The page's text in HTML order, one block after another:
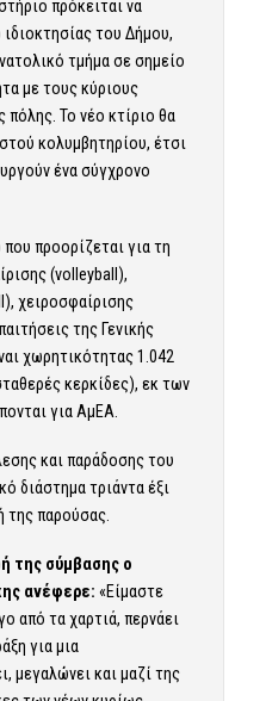
πρόκειται να
του Δήμου,
τμήμα σε σημείο
με τους κύριους
πόλης. Το νέο κτίριο θα
κολυμβητηρίου, έτσι
ένα σύγχρονο
προορίζεται για τη
(volleyball),
χειροσφαίρισης
της Γενικής
χωρητικότητας 1.042
κερκίδες), εκ των
για ΑμΕΑ.
και παράδοσης του
διάστημα τριάντα έξι
της παρούσας.
της σύμβασης ο
ανέφερε: «Είμαστε
από τα χαρτιά, περνάει
για μια
μεγαλώνει και μαζί της